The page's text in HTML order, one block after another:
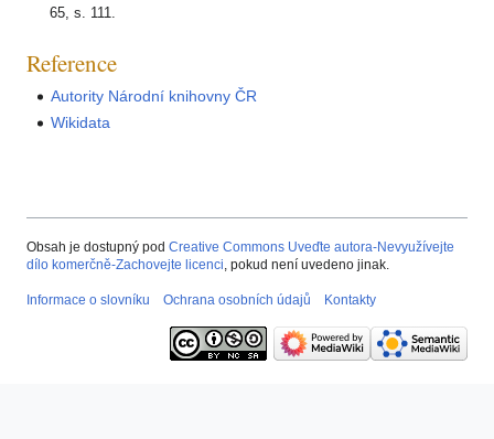
65, s. 111.
Reference
Autority Národní knihovny ČR
Wikidata
Obsah je dostupný pod Creative Commons Uveďte autora-Nevyužívejte
dílo komerčně-Zachovejte licenci, pokud není uvedeno jinak.
Informace o slovníku Ochrana osobních údajů Kontakty